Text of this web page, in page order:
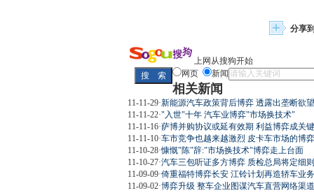
分享
上网从搜狗开始
网页
新闻
相关新闻
11-11-29·新能源汽车政策背后博弈 透露出垄断欲望
11-11-22·"入世"十年 汽车业博弈"市场换技术"
11-11-16·萨博并购协议或延有效期 利益博弈成关键
11-11-10·车市竞争也越来越激烈 皮卡车市场的博弈
11-10-28·慷慨"陈"辞:"市场换技术"博弈走上台面
11-10-27·汽车三包听证多方博弈 质检总局将定细则
11-09-09·倚重福特博弈长安 江铃计划再造轿车业务
11-09-02·博弈升级 整车企业图谋汽车直营网络渠道